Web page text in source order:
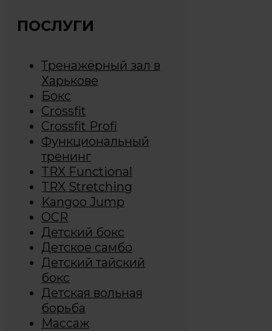
ПОСЛУГИ
Тренажёрный зал в
Харькове
Бокс
Crossfit
Crossfit Profi
Функциональный
тренинг
TRX Functional
TRX Stretching
Kangoo Jump
OCR
Детский бокс
Детское самбо
Детский тайский
бокс
Детская вольная
борьба
Массаж